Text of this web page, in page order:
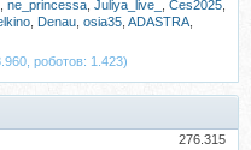
ne_princessa Juliya_live_ Ces2025
Denau osia35 ADASTRA
роботов: 1.423)
276.315